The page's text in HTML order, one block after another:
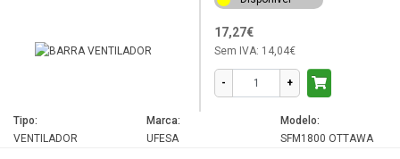
Tipo:
VENTILADOR
Marca:
UFESA
Modelo:
SFM1800 OTTAWA
17,27€
Sem IVA: 14,04€
- +